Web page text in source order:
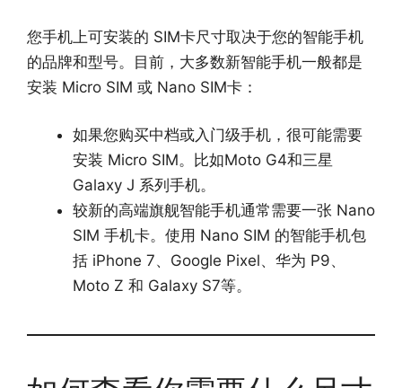
您手机上可安装的 SIM卡尺寸取决于您的智能手机
的品牌和型号。目前，大多数新智能手机一般都是
安装 Micro SIM 或 Nano SIM卡：
如果您购买中档或入门级手机，很可能需要
安装 Micro SIM。比如Moto G4和三星
Galaxy J 系列手机。
较新的高端旗舰智能手机通常需要一张 Nano
SIM 手机卡。使用 Nano SIM 的智能手机包
括 iPhone 7、Google Pixel、华为 P9、
Moto Z 和 Galaxy S7等。